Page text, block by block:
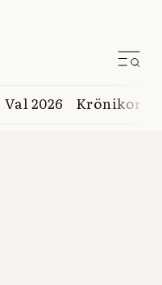
Val 2026 Krönikor